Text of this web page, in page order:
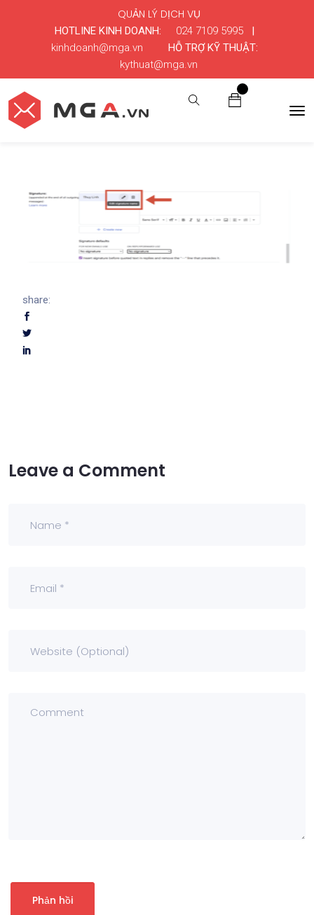
HOTLINE KINH DOANH: 024 7109 5995|
kinhdoanh@mga.vn
HỖ TRỢ KỸ THUẬT:
kythuat@mga.vn
QUẢN LÝ DỊCH VỤ
share:
Leave a Comment